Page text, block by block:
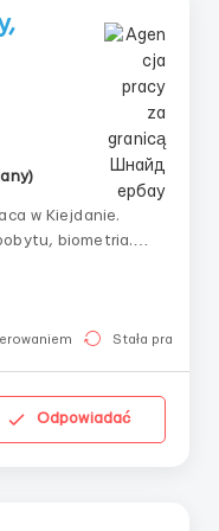
w Kiejdanie.
biometria.
zaliczek.
Możl...Stała praca
Odpowiadać